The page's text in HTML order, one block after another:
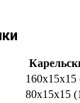
80х15х15